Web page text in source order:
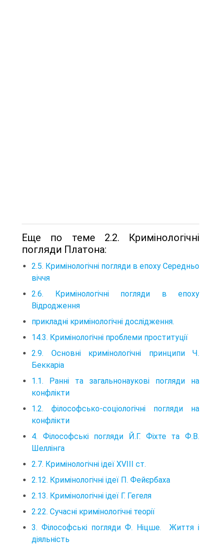
Еще по теме 2.2. Кримінологічні
погляди Платона:
2.5. Кримінологічні погляди в епоху Середньо
віччя
2.6. Кримінологічні погляди в епоху
Відродження
прикладні кримінологічні дослідження.
14.3. Кримінологічні проблеми проституції
2.9. Основні кримінологічні принципи Ч.
Беккаріа
1.1. Ранні та загальнонаукові погляди на
конфлікти
1.2. філософсько-соціологічні погляди на
конфлікти
4. Філософські погляди Й.Г. Фіхте та Ф.В.
Шеллінга
2.7. Кримінологічні ідеї XVIII ст.
2.12. Кримінологічні ідеї П. Фейєрбаха
2.13. Кримінологічні ідеї Г. Гегеля
2.22. Сучасні кримінологічні теорії
3. Філософські погляди Ф. Ніцше. Життя і
діяльність